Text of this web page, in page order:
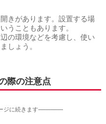
きがあります。設置する場
うこともあります。
の環境などを考慮し、使い
しょう。
際の注意点
ジに続きます-----------------